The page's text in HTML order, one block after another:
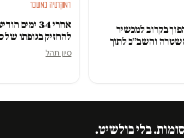
בקרוב למכשיר
והשב״כ לתוך
דמוקרטיה במשבר
אחרי 34
להחזיק בגופתו של
סיון תהל
בלי בולשיט.